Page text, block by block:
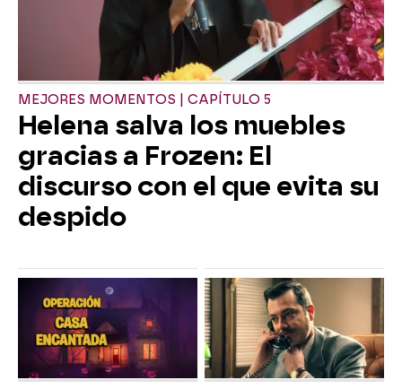
MEJORES MOMENTOS | CAPÍTULO 5
Helena salva los muebles
gracias a Frozen: El
discurso con el que evita su
despido